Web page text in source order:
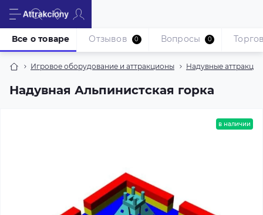
Игровое оборудование и аттракционы Надувные
Надувная Альпинистская горка
Все о товаре Отзывов 0 Вопросы 0
в наличии